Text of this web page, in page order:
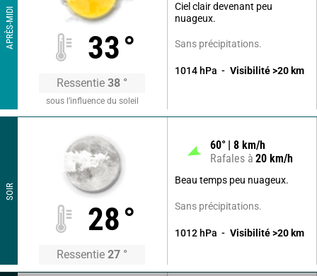
APRÈS-MIDI 33°
Ressentie 38 °
sous l’influence du soleil
Ciel clair devenant peu
nuageux.
Sans précipitations.
1014 hPa Visibilité >20 km
SOIR
28°
Ressentie 27 °
60° 8 km/h
Rafales à 20 km/h
Beau temps peu nuageux.
Sans précipitations.
1012 hPa Visibilité >20 km